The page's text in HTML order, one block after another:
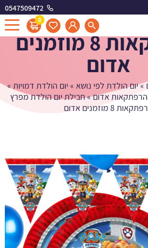
0547509472
0
הולדת מפרץ
הרפתקאות 8 מוזמנים
אדום
»יום הולדת לפי נושא » יום הולדת דמויות»
אדום»חבילת יום הולדת מפרץ
8 מוזמנים אדום